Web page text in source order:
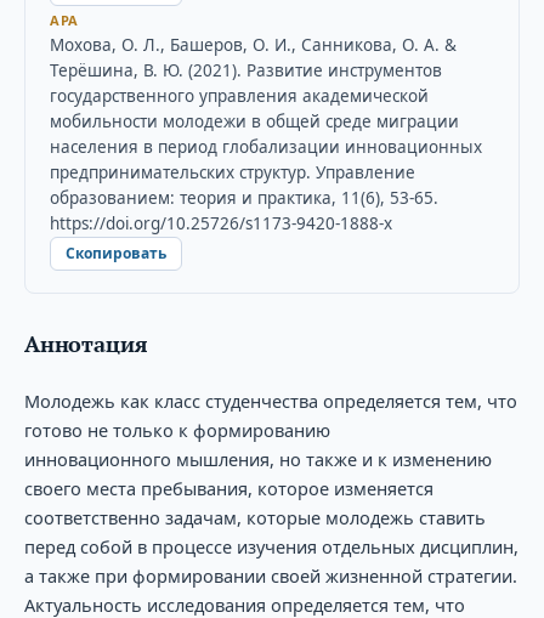
APA
Мохова, О. Л., Башеров, О. И., Санникова, О. А. &
Терёшина, В. Ю. (2021). Развитие инструментов
государственного управления академической
мобильности молодежи в общей среде миграции
населения в период глобализации инновационных
предпринимательских структур. Управление
образованием: теория и практика, 11(6), 53-65.
https://doi.org/10.25726/s1173-9420-1888-x
Скопировать
Аннотация
Молодежь как класс студенчества определяется тем, что
готово не только к формированию
инновационного мышления, но также и к изменению
своего места пребывания, которое изменяется
соответственно задачам, которые молодежь ставить
перед собой в процессе изучения отдельных дисциплин,
а также при формировании своей жизненной стратегии.
Актуальность исследования определяется тем, что